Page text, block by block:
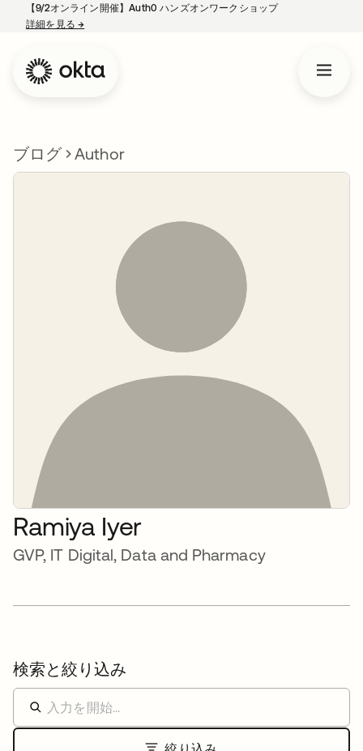
【9/2オンライン開催】Auth0 ハンズオンワークショップ
詳細を見る→
ブログ Author
Ramiya Iyer
GVP, IT Digital, Data and Pharmacy
検索と絞り込み